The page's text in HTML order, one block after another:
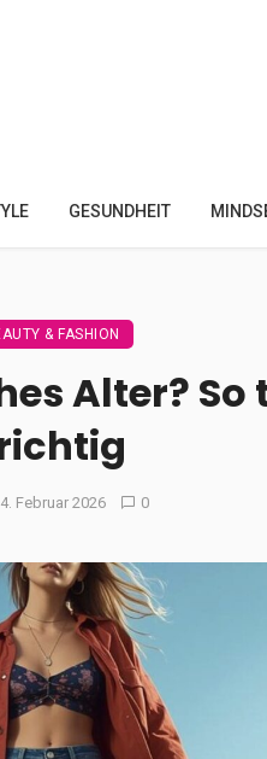
GESUNDHEIT
& FASHION
Alter?
Februar 2026 0